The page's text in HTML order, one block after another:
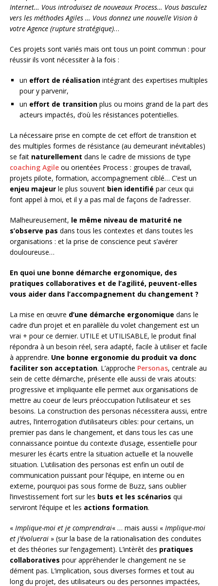
Internet… Vous introduisez de nouveaux Process… Vous basculez
vers les méthodes Agiles … Vous donnez une nouvelle Vision à
votre Agence (rupture stratégique)…
Ces projets sont variés mais ont tous un point commun : pour
réussir ils vont nécessiter à la fois :
un effort de réalisation intégrant des expertises multiples
pour y parvenir,
un effort de transition plus ou moins grand de la part des
acteurs impactés, d’où les résistances potentielles.
La nécessaire prise en compte de cet effort de transition et
des multiples formes de résistance (au demeurant inévitables)
se fait naturellement dans le cadre de missions de type
coaching Agile ou orientées Process : groupes de travail,
projets pilote, formation, accompagnement ciblé… C’est un
enjeu majeur le plus souvent bien identifié par ceux qui
font appel à moi, et il y a pas mal de façons de l’adresser.
Malheureusement, le même niveau de maturité ne
s’observe pas dans tous les contextes et dans toutes les
organisations : et la prise de conscience peut s’avérer
douloureuse…
En quoi une bonne démarche ergonomique, des
pratiques collaboratives et de l’agilité, peuvent-elles
vous aider dans l’accompagnement du changement ?
La mise en œuvre d’une démarche ergonomique dans le
cadre d’un projet et en parallèle du volet changement est un
vrai + pour ce dernier. UTILE et UTILISABLE, le produit final
répondra à un besoin réel, sera adapté, facile à utiliser et facile
à apprendre. Une bonne ergonomie du produit va donc
faciliter son acceptation. L’approche Personas, centrale au
sein de cette démarche, présente elle aussi de vrais atouts:
progressive et impliquante elle permet aux organisations de
mettre au coeur de leurs préoccupation l’utilisateur et ses
besoins. La construction des personas nécessitera aussi, entre
autres, l’interrogation d’utilisateurs cibles: pour certains, un
premier pas dans le changement, et dans tous les cas une
connaissance pointue du contexte d’usage, essentielle pour
mesurer les écarts entre la situation actuelle et la nouvelle
situation. L’utilisation des personas est enfin un outil de
communication puissant pour l’équipe, en interne ou en
externe, pourquoi pas sous forme de Buzz, sans oublier
l’investissement fort sur les buts et les scénarios qui
serviront l’équipe et les actions formation.
« Implique-moi et je comprendrai« … mais aussi « Implique-moi
et j’évoluerai » (sur la base de la rationalisation des conduites
et des théories sur l’engagement). L’intèrêt des pratiques
collaboratives pour appréhender le changement ne se
dément pas. L’implication, sous diverses formes et tout au
long du projet, des utilisateurs ou des personnes impactées,